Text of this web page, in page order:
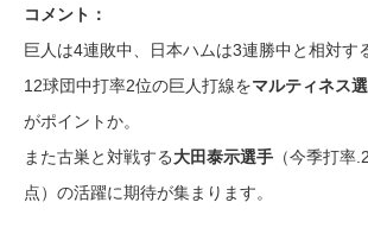
コメント：
巨人は4連敗中、日本ハムは3連勝中と相対す
12球団中打率2位の巨人打線をマルティネス
がポイントか。
また古巣と対戦する大田泰示選手 （今季打
点）の活躍に期待が集まります。